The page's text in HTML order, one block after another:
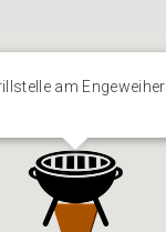
am Engeweiher